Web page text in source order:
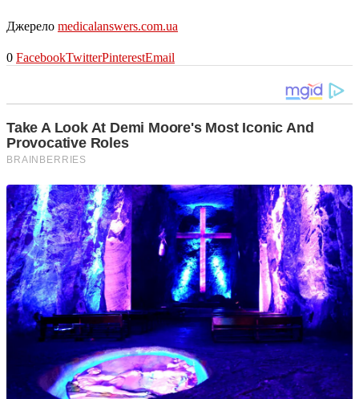
Джерело medicalanswers.com.ua
0 FacebookTwitterPinterestEmail